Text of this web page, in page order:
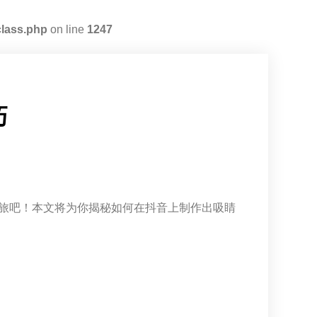
on line 1247
吧！本文将为你揭秘如何在抖音上制作出吸睛